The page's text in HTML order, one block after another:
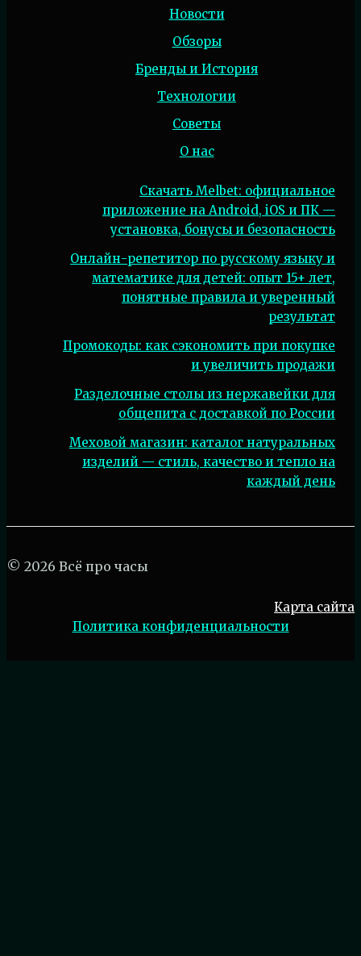
Новости
Обзоры
Бренды и История
Технологии
Советы
О нас
Скачать Melbet: официальное
приложение на Android, iOS и ПК —
установка, бонусы и безопасность
Онлайн-репетитор по русскому языку и
математике для детей: опыт 15+ лет,
понятные правила и уверенный
результат
Промокоды: как сэкономить при покупке
и увеличить продажи
Разделочные столы из нержавейки для
общепита с доставкой по России
Меховой магазин: каталог натуральных
изделий — стиль, качество и тепло на
каждый день
© 2026 Всё про часы
Карта сайта
Политика конфиденциальности